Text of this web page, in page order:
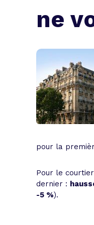
ne
pour la
Pour le
dernier :
-5 %).